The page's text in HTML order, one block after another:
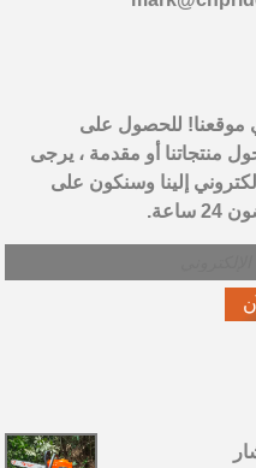
موقعنا! للحصول على
منتجاتنا أو مقدمة ، يرجى
إلينا وسنكون على